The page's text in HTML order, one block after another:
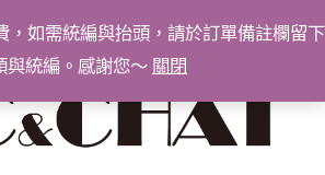
，如需統編與抬頭，請於訂單備註欄留下
與統編。感謝您～ 關閉
要